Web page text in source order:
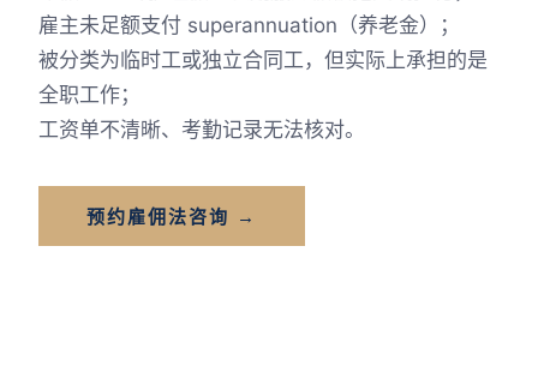
雇主未足额支付 superannuation（养老金）；
被分类为临时工或独立合同工，但实际上承担的是
全职工作；
工资单不清晰、考勤记录无法核对。
预约雇佣法咨询 →